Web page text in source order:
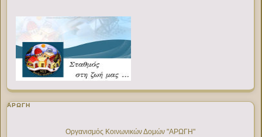
ΑΡΩΓΗ
Οργανισμός Κοινωνικών Δομών "ΑΡΩΓΗ"